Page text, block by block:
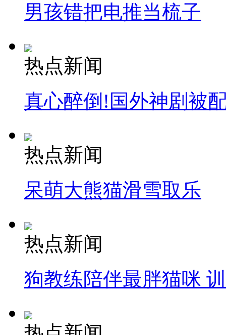
男孩错把电推当梳子
热点新闻
真心醉倒!国外神剧被
热点新闻
呆萌大熊猫滑雪取乐
热点新闻
狗教练陪伴最胖猫咪